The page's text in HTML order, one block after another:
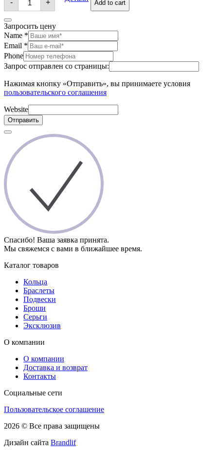
-
quantity
+ Add to cart
Запросить цену
Name *
Email *
Phone
Запрос отправлен со страницы:
Нажимая кнопку «Отправить», вы принимаете условия
пользовательского соглашения
Website
Отправить
Спасибо! Ваша заявка принята.
Мы свяжемся с вами в ближайшее время.
Каталог товаров
Кольца
Браслеты
Подвески
Броши
Серьги
Эксклюзив
О компании
О компании
Доставка и возврат
Контакты
Социальные сети
Пользовательское соглашение
2026 © Все права защищены
Дизайн сайта Brandlif